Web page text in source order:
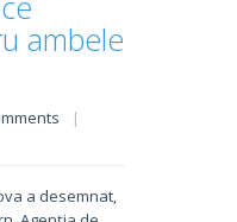
ambele
|
a desemnat,